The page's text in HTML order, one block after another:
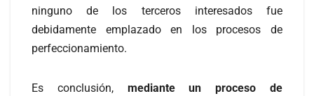
ninguno de los terceros interesados fue
debidamente emplazado en los procesos de
perfeccionamiento.
Es conclusión, mediante un proceso de